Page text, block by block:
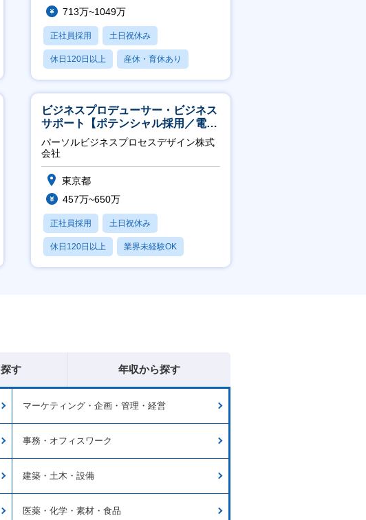
713万~1049万
正社員採用 土日祝休み
休日120日以上 産休・育休あり
月残業20時間以内
ビジネスプロデューサー・ビジネス
サポート【ポテンシャル採用／電
力・ガス等の民間向けプロジェクト
推進】
パーソルビジネスプロセスデザイン株式
会社
東京都
457万~650万
正社員採用 土日祝休み
休日120日以上 業界未経験OK
産休・育休あり
す 年収から探す
マーケティング・企画・管理・経営
事務・オフィスワーク
建築・土木・設備
医薬・化学・素材・食品